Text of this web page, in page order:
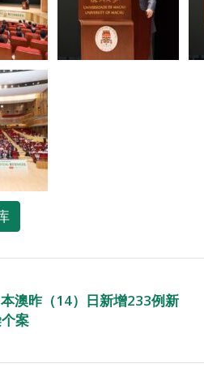
本澳昨（14）日新增233例新
案